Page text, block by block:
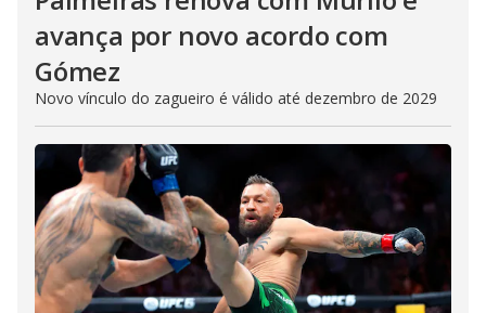
avança por novo acordo com
Gómez
Novo vínculo do zagueiro é válido até dezembro de 2029